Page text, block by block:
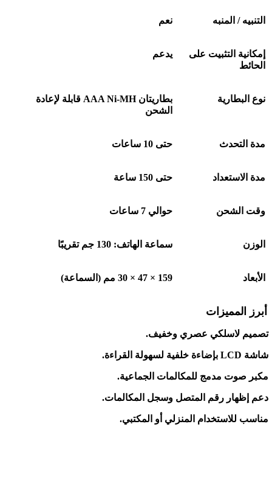
التنبيه / المنبه نعم
إمكانية التثبيت على
الحائط
يدعم
نوع البطارية بطاريتان AAA Ni-MH
قابلة لإعادة
الشحن
مدة التحدث حتى 10 ساعات
مدة الاستعداد حتى 150 ساعة
وقت الشحن حوالي 7 ساعات
الوزن سماعة الهاتف: 130 جم تقريبًا
الأبعاد 159 × 47 × 30 مم (السماعة)
أبرز المميزات
تصميم لاسلكي عصري وخفيف.
شاشة بإضاءة خلفية لسهولة القراءة.
مكبر صوت مدمج للمكالمات الجماعية.
دعم إظهار رقم المتصل وسجل المكالمات.
مناسب للاستخدام المنزلي أو المكتبي.